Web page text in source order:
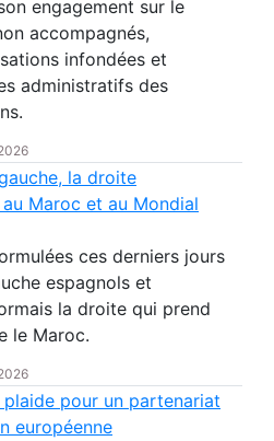
engagement sur le
accompagnés,
infondées et
administratifs des
la droite
Maroc et au Mondial
ces derniers jours
espagnols et
la droite qui prend
le Maroc.
pour un partenariat
européenne